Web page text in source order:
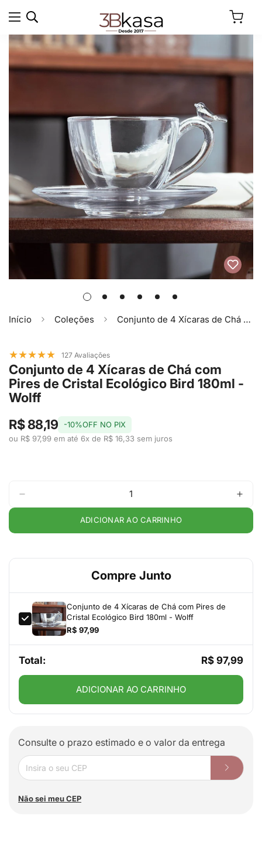
Início Coleções Conjunto de 4 Xícaras de Chá com Pires de Cristal Ecológico Bird 180ml - Wolff
★★★★★ 127 Avaliações
Conjunto de 4 Xícaras de Chá com
Pires de Cristal Ecológico Bird 180ml -
Wolff
R$ 88,19
-10%OFF NO PIX
ou R$ 97,99 em até 6x de R$ 16,33 sem juros
ADICIONAR AO CARRINHO
Compre Junto
Conjunto de 4 Xícaras de Chá com Pires de
Cristal Ecológico Bird 180ml - Wolff
R$ 97,99
Total: R$ 97,99
ADICIONAR AO CARRINHO
Consulte o prazo estimado e o valor da entrega
Não sei meu CEP